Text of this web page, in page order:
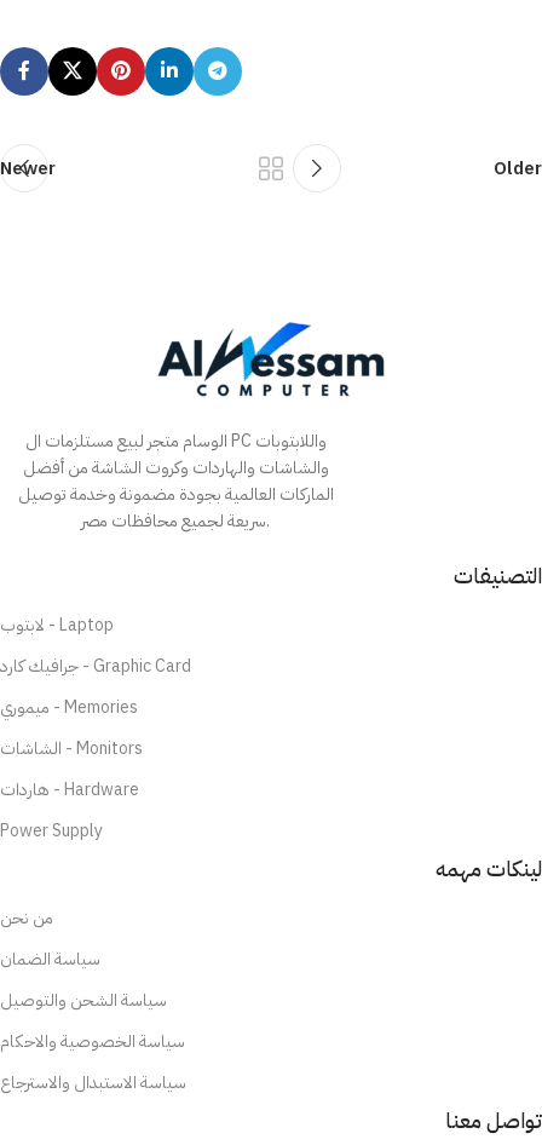
Newer Older
الوسام متجر لبيع مستلزمات ال PC واللابتوبات
والشاشات والهاردات وكروت الشاشة من أفضل
الماركات العالمية بجودة مضمونة وخدمة توصيل
سريعة لجميع محافظات مصر.
التصنيفات
لابتوب - Laptop
جرافيك كارد - Graphic Card
ميموري - Memories
الشاشات - Monitors
هاردات - Hardware
Power Supply
لينكات مهمه
من نحن
سياسة الضمان
سياسة الشحن والتوصيل
سياسة الخصوصية والاحكام
سياسة الاستبدال والاسترجاع
تواصل معنا